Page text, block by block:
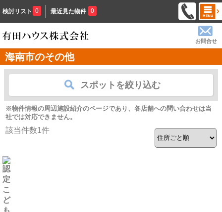
検討リスト 0 最近見た物件 0
お問合せ
海南市のその他
スポットを絞り込む
※物件情報の周辺施設紹介のページであり、各店舗への問い合わせは当
社では対応できません。
該当件数1件